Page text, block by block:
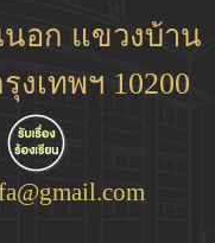
อก แขวงบ้าน
เทพฯ 10200